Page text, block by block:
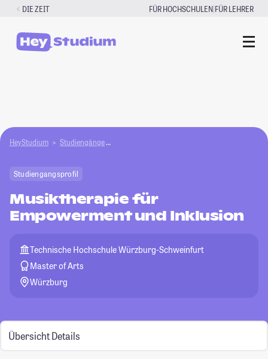
Zum
springen
DIE ZEIT FÜR HOCHSCHULEN|FÜR LEHRER
HeyStudium Studiengänge
Studiengangsprofil
Musiktherapie für
Empowerment und Inklusion
Technische Hochschule Würzburg-Schweinfurt
Master of Arts
Würzburg
Übersicht Details